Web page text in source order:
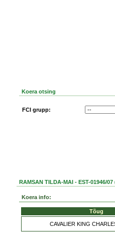
Koera otsing
FCI grupp:
RAMSAN TILDA-MAI - EST-01946/
Koera info:
Tõug
CAVALIER KING